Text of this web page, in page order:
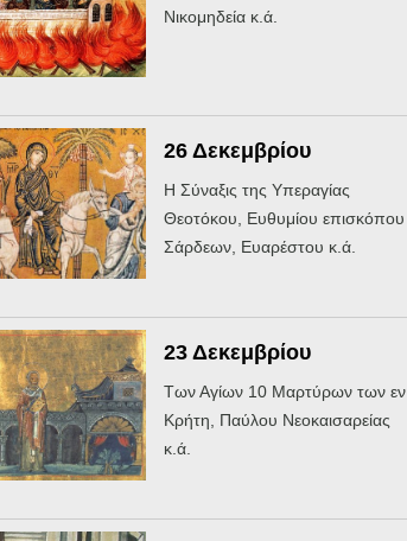
Νικομηδεία κ.ά.
26 Δεκεμβρίου
Η Σύναξις της Υπεραγίας
Θεοτόκου, Ευθυμίου επισκόπου
Σάρδεων, Ευαρέστου κ.ά.
23 Δεκεμβρίου
Των Αγίων 10 Μαρτύρων των εν
Κρήτη, Παύλου Νεοκαισαρείας
κ.ά.